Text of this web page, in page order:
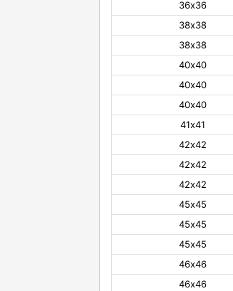
36х36
38х38
38х38
40х40
40х40
40х40
41х41
42х42
42х42
42х42
45х45
45х45
45х45
46х46
46х46